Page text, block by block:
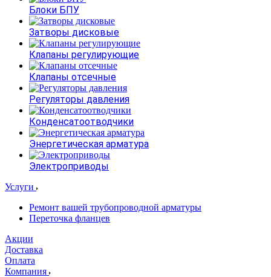
Блоки БПУ
Затворы дисковые
Клапаны регулирующие
Клапаны отсечные
Регуляторы давления
Конденсатоотводчики
Энергетическая арматура
Электроприводы
Услуги
Ремонт вашей трубопроводной арматуры
Переточка фланцев
Акции
Доставка
Оплата
Компания